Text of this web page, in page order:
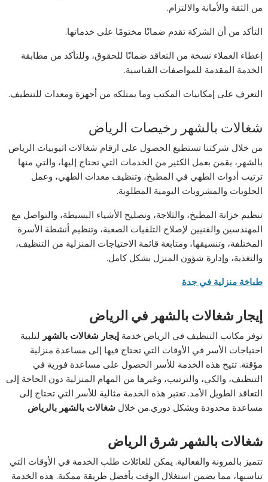
من الثقة والأمانة والالتزام.
التأكد من أن الشركة تقدم ضمانًا مختومًا على خدماتها.
إعطاء العملاء نسخة من التعاقد ضمانًا للحقوق، وللتأكد من مطابقة
الخدمة المقدمة للمواصفات القياسية.
التعرف على إمكانيات المكتب وما يمتلكه من أجهزة ومعدات للتنظيف.
شغالات بالشهر رخيصات الرياض
من خلال شركتنا تستطيع الحصول على ارقام شغالات اثيوبيات الرياض
بالشهر، يقمن بعمل الكثير من الخدمات التي تحتاج إليها، والتي منها
ترتيب أدوات الطهي في المطبخ، وتنظيف معدات الطهي، وعمل
الحلويات والمشروبات اليومية المطلوبة.
تنظيم خزانة المطبخ، والثلاجة، وتصليح الأشياء البسيطة، والتواصل مع
المهندسين والفنيين لإصلاح التلفيات الصعبة، وتنظيم أنشطة الأسرة
المختلفة، وتنسيقها، ومتابعة قائمة الاحتياجات المنزلية من التنظيف،
والتغذية، وإدارة شؤون المنزل بشكل كامل.
طباخة منزلية في جدة
إيجار شغالات بالشهر في الرياض
توفر مكاتب التنظيف في الرياض خدمةإيجار شغالات بالشهر لتلبية
احتياجات الأسر في الأوقات التي تحتاج فيها إلى مساعدة منزلية
مؤقتة. تتيح هذه الخدمة للأسر الحصول على مساعدة فورية في
التنظيف، والكي، والترتيب، وغيرها من المهام المنزلية دون الحاجة إلى
التعاقد الطويل الأمد. تعتبر هذه الخدمة مثالية للأسر التي تحتاج إلى
مساعدة محدودة وبشكل دوري.من خلال شغالات بالشهر بالرياض
شغالات بالشهر شرق الرياض
تتميز بالمرونة والفعالية. يمكن للعائلات طلب الخدمة في الأوقات التي
تناسبها، مما يضمن استغلال الوقت بأفضل طريقة ممكنة. هذه الخدمة